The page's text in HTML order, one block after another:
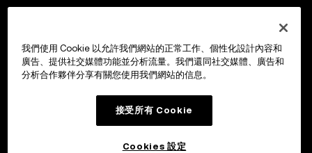
我們使用 Cookie 以允許我們網站的正常工作、個性化設計內容和
廣告、提供社交媒體功能並分析流量。我們還同社交媒體、廣告和
分析合作夥伴分享有關您使用我們網站的信息。
接受所有 Cookie
Cookies 設定